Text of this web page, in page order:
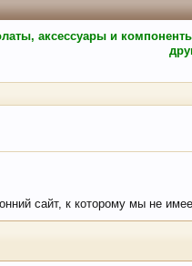
аксессуары и
сайт, к которому мы не